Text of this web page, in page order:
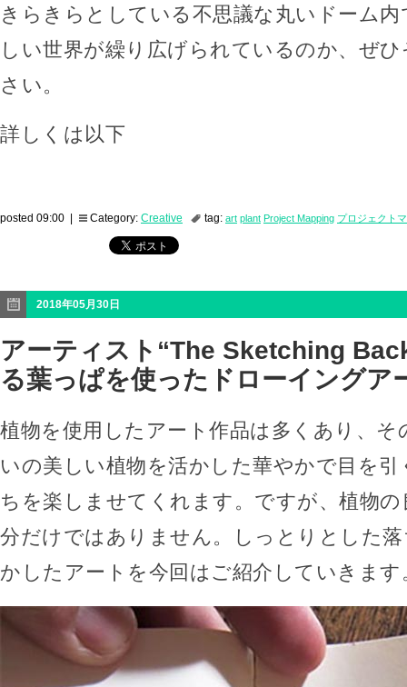
きらきらとしている不思議な丸いドーム
しい世界が繰り広げられているのか、ぜ
さい。
詳しくは以下
posted 09:00 | Category: Creative tag: art plant Project Mapping プロジェクト
2018年05月30日
アーティスト“The Sketching
る葉っぱを使ったドローイングア
植物を使用したアート作品は多くあり、そ
いの美しい植物を活かした華やかで目を
ちを楽しませてくれます。ですが、植物
分だけではありません。しっとりとした
かしたアートを今回はご紹介していきます